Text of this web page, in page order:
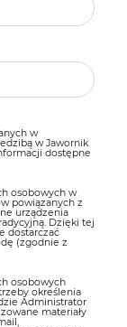
w
w Jawornik
dostępne
osobowych w
powiązanych z
urządzenia
Dzięki tej
dostarczać
(zgodnie z
osobowych
określenia
Administrator
materiały